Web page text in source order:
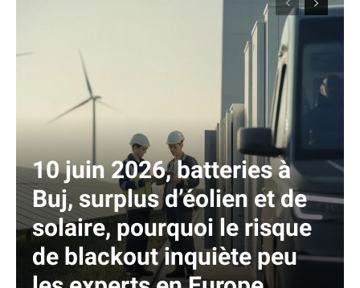
10 juin 2026, batteries à
Buj, surplus d’éolien et de
solaire, pourquoi le risque
de blackout inquiète peu